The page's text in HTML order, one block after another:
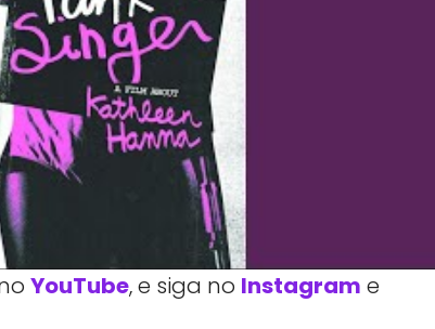
YouTube, e siga no Instagram e